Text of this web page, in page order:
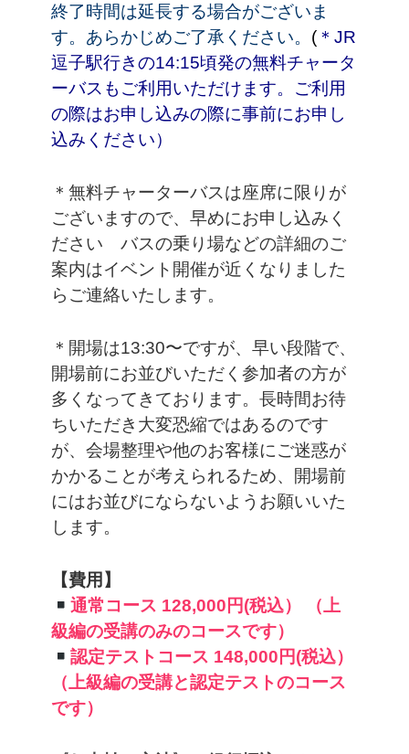
終了時間は延長する場合がございま
す。あらかじめご了承ください。 ( ＊JR
逗子駅行きの14:15頃発の無料チャータ
ーバスもご利用いただけます。ご利用
の際はお申し込みの際に事前にお申し
込みください）
＊無料チャーターバスは座席に限りが
ございますので、早めにお申し込みく
ださい バスの乗り場などの詳細のご
案内はイベント開催が近くなりました
らご連絡いたします。
＊開場は13:30〜ですが、早い段階で、
開場前にお並びいただく参加者の方が
多くなってきております。長時間お待
ちいただき大変恐縮ではあるのです
が、会場整理や他のお客様にご迷惑が
かかることが考えられるため、開場前
にはお並びにならないようお願いいた
します。
【費用】
通常コース 128,000円(税込）
（上
級編の受講のみのコースです）
認定テストコース 148,000円(税込）
（上級編の受講と認定テストのコース
です）